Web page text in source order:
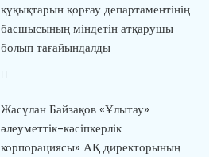
құқықтарын қорғау департаментінің
басшысының міндетін атқарушы
болып тағайындалды
Жасұлан Байзақов «Ұлытау»
әлеуметтік-кәсіпкерлік
корпорациясы» АҚ директорының